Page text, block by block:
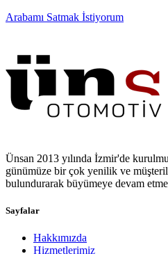
Arabamı Satmak İstiyorum
Ünsan 2013 yılında İzmir'de
günümüze bir çok yenilik ve
bulundurarak büyümeye devam
Sayfalar
Hakkımızda
Hizmetlerimiz